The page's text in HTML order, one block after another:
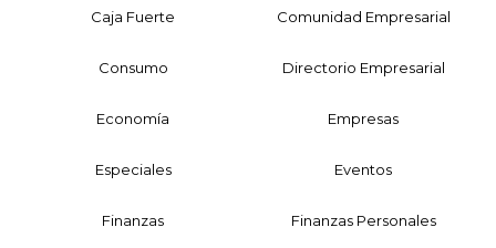
Caja Fuerte Comunidad Empresarial
Consumo Directorio Empresarial
Economía Empresas
Especiales Eventos
Finanzas Finanzas Personales